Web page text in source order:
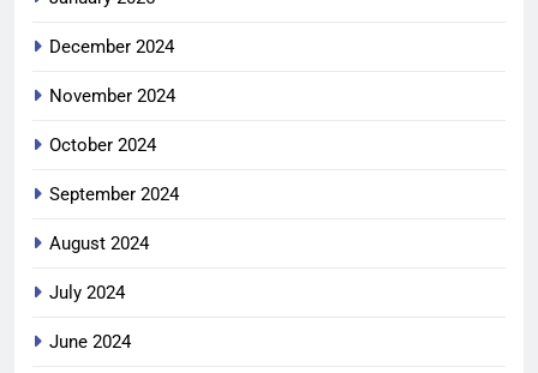
December 2024
November 2024
October 2024
September 2024
August 2024
July 2024
June 2024